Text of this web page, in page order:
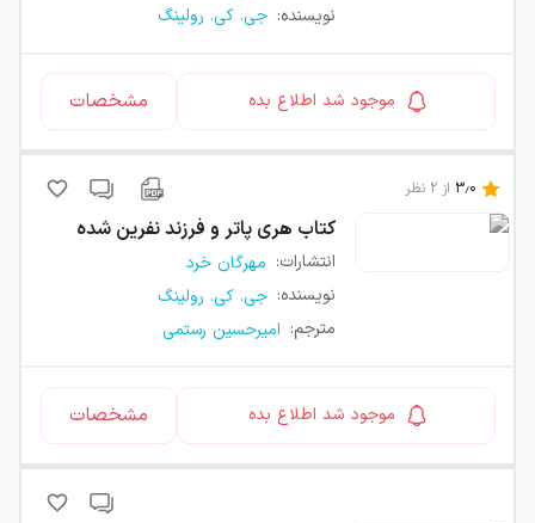
نویسنده: جی. کی. رولینگ
موجود شد اطلاع بده مشخصات
3.0 از2 نظر
کتاب هری پاتر و فرزند نفرین شده
انتشارات: مهرگان خرد
نویسنده: جی. کی. رولینگ
مترجم: امیرحسین رستمی
موجود شد اطلاع بده مشخصات